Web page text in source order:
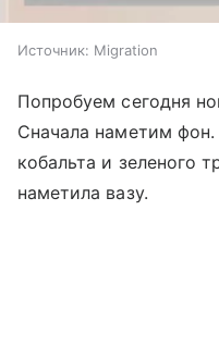
Источник: Migration
Попробуем сегодня
Сначала наметим фон.
кобальта и зеленого
наметила вазу.